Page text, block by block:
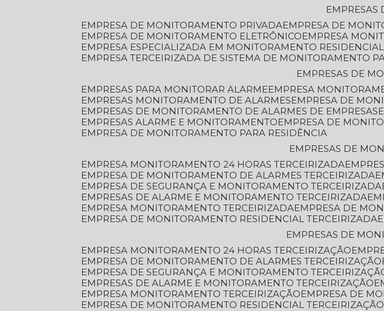
EMPRESA DE MONITORAMENTO PRIVADA
EMPRESA DE
EMPRESA DE MONITORAMENTO ELETRÔNICO
EMPRESA
EMPRESA ESPECIALIZADA EM MONITORAMENTO RESIDENCIAL
EMPRESA TERCEIRIZADA DE SISTEMA DE MONITORAMENTO
EMPRESAS DE
EMPRESAS PARA MONITORAR ALARME
EMPRESA
EMPRESAS MONITORAMENTO DE ALARMES
EMPRESA DE
EMPRESAS DE MONITORAMENTO DE ALARMES DE EMPRESAS
EMPRESAS ALARME E MONITORAMENTO
EMPRESA DE
EMPRESA DE MONITORAMENTO PARA RESIDÊNCIA
EMPRESAS DE
EMPRESA MONITORAMENTO 24 HORAS TERCEIRIZADA
EMPRESA DE MONITORAMENTO DE ALARMES TERCEIRIZADA
EMPRESA DE SEGURANÇA E MONITORAMENTO TERCEIRIZADA
EMPRESAS DE ALARME E MONITORAMENTO TERCEIRIZADA
EMPRESA MONITORAMENTO TERCEIRIZADA
EMPRESA DE
EMPRESA DE MONITORAMENTO RESIDENCIAL TERCEIRIZADA
EMPRESAS DE
EMPRESA MONITORAMENTO 24 HORAS TERCEIRIZAÇÃO
EMPRESA DE MONITORAMENTO DE ALARMES TERCEIRIZAÇÃO
EMPRESA DE SEGURANÇA E MONITORAMENTO
EMPRESAS DE ALARME E MONITORAMENTO TERCEIRIZAÇÃO
EMPRESA MONITORAMENTO TERCEIRIZAÇÃO
EMPRESA DE
EMPRESA DE MONITORAMENTO RESIDENCIAL TERCEIRIZAÇÃO